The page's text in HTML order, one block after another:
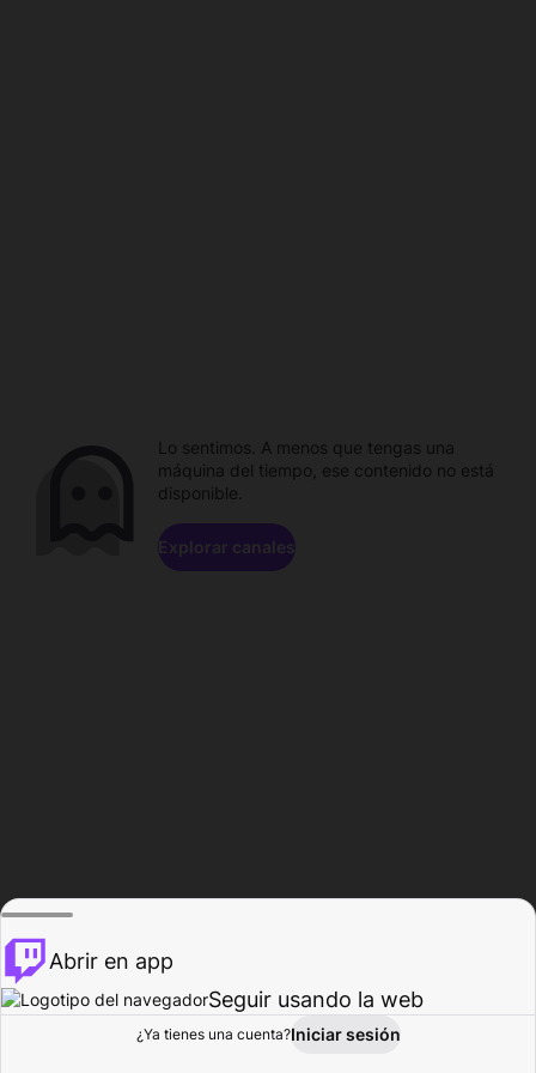
Explorar Actividad
Lo sentimos. A menos que tengas una
máquina del tiempo, ese contenido no está
disponible.
Explorar canales
Abrir en app
Seguir usando la web
¿Ya tienes una cuenta?Iniciar sesión